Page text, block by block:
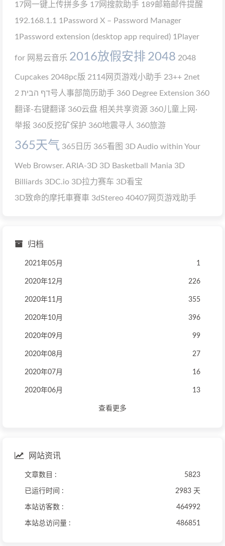
17网一键上传拼多多 17网搜款助手 189邮箱邮件提醒
192.168.1.1 1Password X – Password Manager
1Password extension (desktop app required) 1Player
for 网易云音乐 2016放假安排 2048 2048
Cupcakes 2048pc版 2114网页游戏小助手 23++ 2net
דף הבית2号人事部简历助手 360 Degree Extension 360
翻译-右键翻译 360云盘 相关共享资源 360儿童上网·
举报 360反挖矿保护 360地震寻人 360旅游
365天气 365日历 365看图 3D Audio within Your
Web Browser. ARIA-3D 3D Basketball Mania 3D
Billiards 3DC.io 3D拉力赛车 3D看宝
3D致命的摩托車賽車 3dStereo 40407网页游戏助手
归档
2021年05月 1
2020年12月 226
2020年11月 355
2020年10月 396
2020年09月 99
2020年08月 27
2020年07月 16
2020年06月 13
查看更多
网站资讯
文章数目 : 5823
已运行时间 : 2983 天
本站访客数 : 464992
本站总访问量 : 486851